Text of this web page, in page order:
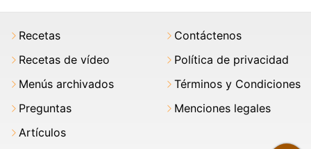
Recetas
Recetas de vídeo
Menús archivados
Preguntas
Artículos
Contáctenos
Política de privacidad
Términos y Condiciones
Menciones legales